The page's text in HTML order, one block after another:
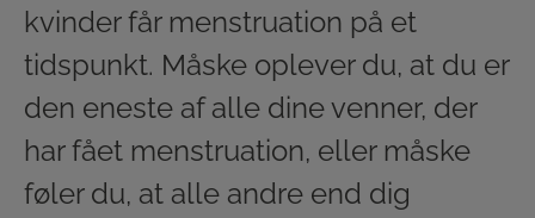
kvinder får menstruation på et
tidspunkt. Måske oplever du, at du er
den eneste af alle dine venner, der
har fået menstruation, eller måske
føler du, at alle andre end dig